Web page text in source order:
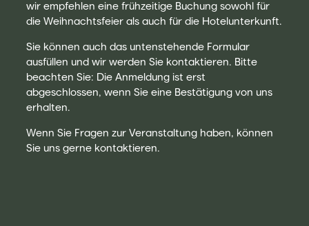
wir empfehlen eine frühzeitige Buchung sowohl für
die Weihnachtsfeier als auch für die Hotelunterkunft.
Sie können auch das untenstehende Formular
ausfüllen und wir werden Sie kontaktieren. Bitte
beachten Sie: Die Anmeldung ist erst
abgeschlossen, wenn Sie eine Bestätigung von uns
erhalten.
Wenn Sie Fragen zur Veranstaltung haben, können
Sie uns gerne kontaktieren.